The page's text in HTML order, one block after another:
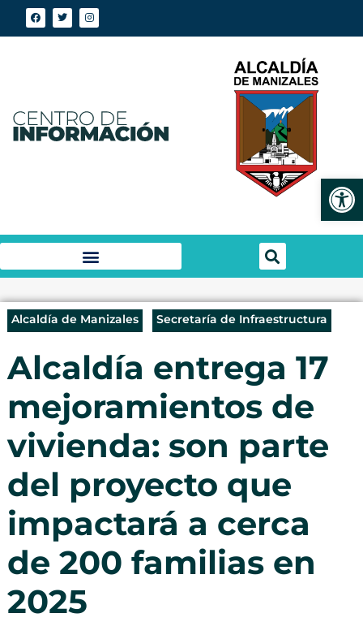
Alcaldía de Manizales Secretaría de Infraestructura
Alcaldía entrega 17
mejoramientos de
vivienda: son parte
del proyecto que
impactará a cerca
de 200 familias en
2025